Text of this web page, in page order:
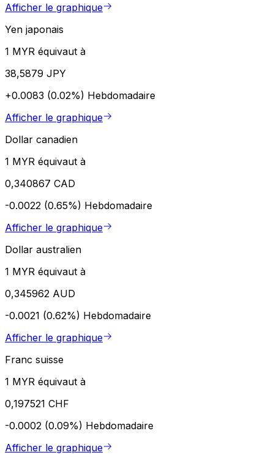
Afficher le graphique
Yen japonais
1 MYR équivaut à
38,5879 JPY
+0.0083 (0.02%) Hebdomadaire
Afficher le graphique
Dollar canadien
1 MYR équivaut à
0,340867 CAD
-0.0022 (0.65%) Hebdomadaire
Afficher le graphique
Dollar australien
1 MYR équivaut à
0,345962 AUD
-0.0021 (0.62%) Hebdomadaire
Afficher le graphique
Franc suisse
1 MYR équivaut à
0,197521 CHF
-0.0002 (0.09%) Hebdomadaire
Afficher le graphique